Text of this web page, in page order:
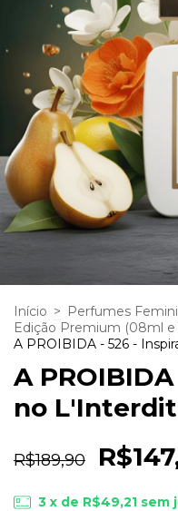
Início > Perfumes
Edição Premium (08ml e
A PROIBIDA - 526 -
A
no L'Interdit
R$189,90
3 x de R$49,21 sem